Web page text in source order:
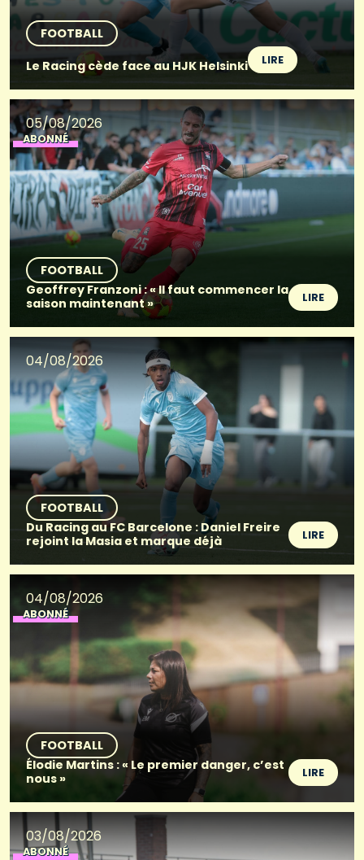
FOOTBALL
Le Racing cède face au HJK Helsinki
LIRE
05/08/2026
ABONNÉ
FOOTBALL
Geoffrey Franzoni : « Il faut commencer la
saison maintenant »
LIRE
04/08/2026
FOOTBALL
Du Racing au FC Barcelone : Daniel Freire
rejoint la Masia et marque déjà
LIRE
04/08/2026
ABONNÉ
FOOTBALL
Élodie Martins : « Le premier danger, c’est
nous »
LIRE
03/08/2026
ABONNÉ